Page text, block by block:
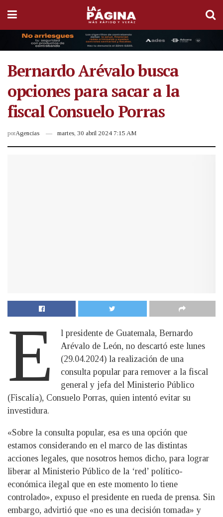
Bernardo Arévalo busca
opciones para sacar a la
fiscal Consuelo Porras
porAgencias martes, 30 abril 2024 7:15 AM
E
l presidente de Guatemala, Bernardo
Arévalo de León, no descartó este lunes
(29.04.2024) la realización de una
consulta popular para remover a la fiscal
general y jefa del Ministerio Público
(Fiscalía), Consuelo Porras, quien intentó evitar su
investidura.
«Sobre la consulta popular, esa es una opción que
estamos considerando en el marco de las distintas
acciones legales, que nosotros hemos dicho, para lograr
liberar al Ministerio Público de la ‘red’ político-
económica ilegal que en este momento lo tiene
controlado», expuso el presidente en rueda de prensa. Sin
embargo, advirtió que «no es una decisión tomada» y